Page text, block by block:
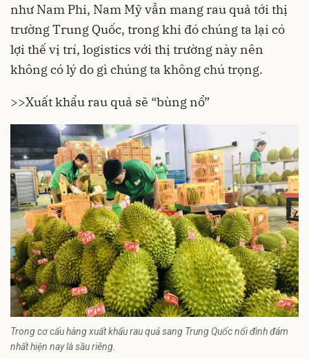
như Nam Phi, Nam Mỹ vẫn mang rau quả tới thị
trường Trung Quốc, trong khi đó chúng ta lại có
lợi thế vị trí, logistics với thị trường này nên
không có lý do gì chúng ta không chú trọng.
>>Xuất khẩu rau quả sẽ “bùng nổ”
Trong cơ cấu hàng xuất khẩu rau quả sang Trung Quốc nổi đình đám
nhất hiện nay là sầu riêng.